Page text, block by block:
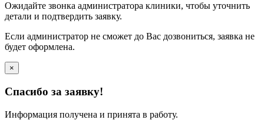
Ожидайте звонка администратора клиники, чтобы уточнить
детали и подтвердить заявку.
Если администратор не сможет до Вас дозвониться, заявка не
будет оформлена.
×
Спасибо за заявку!
Информация получена и принята в работу.